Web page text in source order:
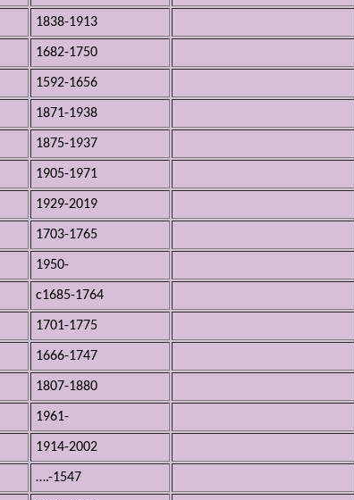
1838-1913
1682-1750
1592-1656
1871-1938
1875-1937
1905-1971
1929-2019
1703-1765
1950-
c1685-1764
1701-1775
1666-1747
1807-1880
1961-
1914-2002
….-1547